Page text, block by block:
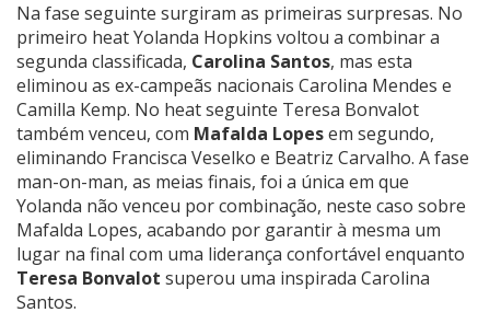
Na fase seguinte surgiram as primeiras surpresas. No
primeiro heat Yolanda Hopkins voltou a combinar a
segunda classificada, Carolina Santos, mas esta
eliminou as ex-campeãs nacionais Carolina Mendes e
Camilla Kemp. No heat seguinte Teresa Bonvalot
também venceu, com Mafalda Lopesem segundo,
eliminando Francisca Veselko e Beatriz Carvalho. A fase
man-on-man, as meias finais, foi a única em que
Yolanda não venceu por combinação, neste caso sobre
Mafalda Lopes, acabando por garantir à mesma um
lugar na final com uma liderança confortável enquanto
Teresa Bonvalot superou uma inspirada Carolina
Santos.